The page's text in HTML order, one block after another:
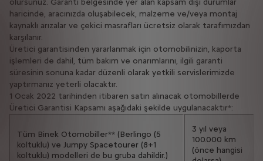
olursunuz. Garanti belgesinde yer alan kapsam dışı durumlar
haricinde, aracınızda oluşabilecek, malzeme ve/veya montaj
kaynaklı arızalar ve çekici masrafları ücretsiz olarak tarafımızdan
karşılanır.
Üretici garantisinden yararlanmak için otomobilinizin, kaporta
işlemleri de dahil, tüm bakım ve onarımlarını, ilgili garanti
süresinin sonuna kadar düzenli olarak yetkili servislerimizde
yaptırmanız yeterli olacaktır.
1 Ocak 2022 tarihinden itibaren satın alınacak otomobillerde
Üretici Garantisi Kapsamı aşağıdaki şekilde uygulanacaktır*:
Tüm Binek Otomobiller** (Berlingo (5
koltuklu) ve Jumpy Spacetourer (8+1
koltuklu) modelleri de bu gruba dahildir.)
3 yıl veya
100.000 km
(önce hangisi